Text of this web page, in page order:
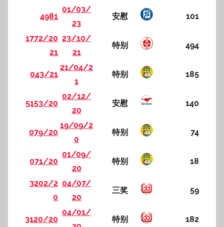
4981
01/03/
23
安慰 101
1772/20
21
23/10/
21
特别 494
043/21
21/04/2
1
特别 185
5153/20
02/12/
20
安慰 140
079/20
19/09/2
0
特别 74
071/20
01/09/
20
特别 18
3202/2
0
04/07/
20
三奖 59
3120/20
04/01/
特别 182